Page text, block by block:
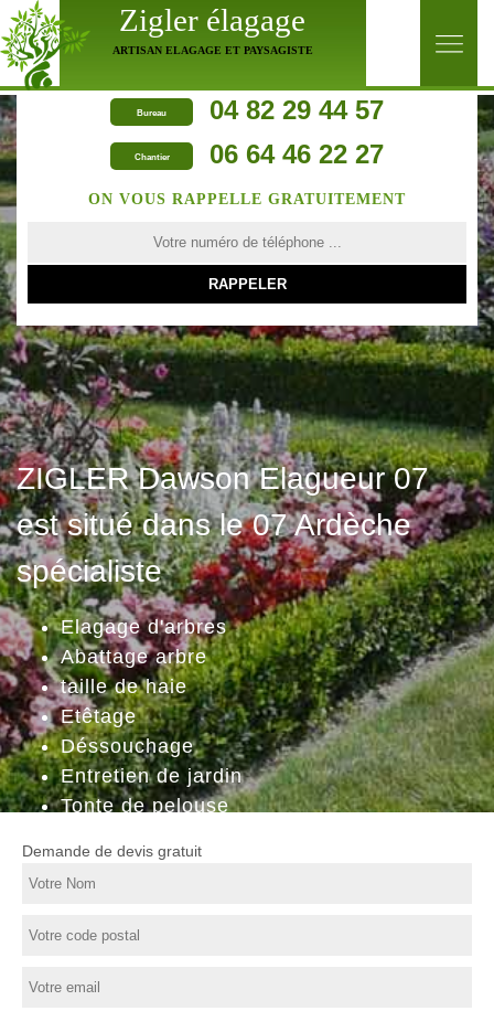
Zigler élagage
ARTISAN ELAGAGE ET PAYSAGISTE
Bureau 04 82 29 44 57
Chantier 06 64 46 22 27
ZIGLER Dawson Elagueur 07
est situé dans le 07 Ardèche
spécialiste
Elagage d'arbres
Abattage arbre
taille de haie
Etêtage
Déssouchage
Entretien de jardin
Tonte de pelouse
ON VOUS RAPPELLE GRATUITEMENT
Demande de devis gratuit